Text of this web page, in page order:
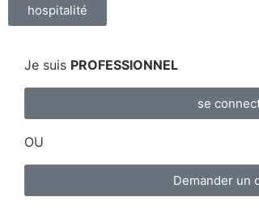
hospitalité
Je suis PROFESSIONNEL
se
OU
Demander un